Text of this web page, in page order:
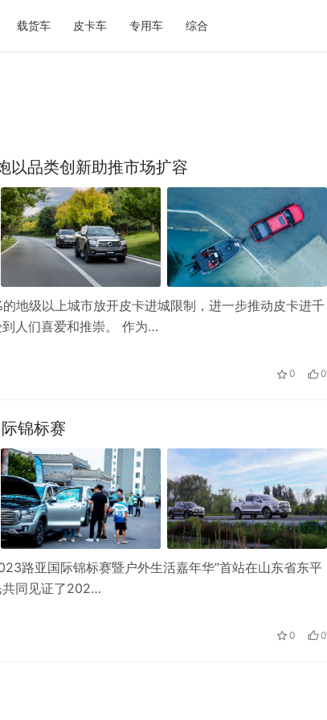
载货车 皮卡车 专用车 综合
以品类创新助推市场扩容
地级以上城市放开皮卡进城限制，进一步推动皮卡进千
人们喜爱和推崇。 作为…
0 0
锦标赛
路亚国际锦标赛暨户外生活嘉年华”首站在山东省东平
共同见证了202…
0 0